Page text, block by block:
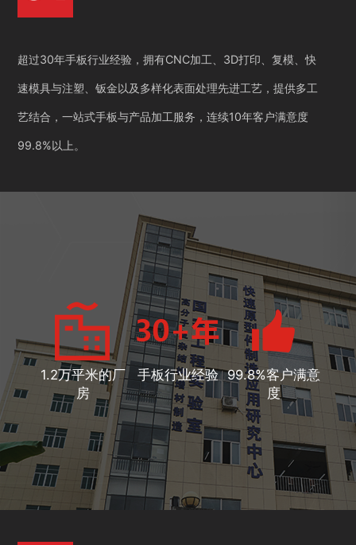
超过30年手板行业经验，拥有CNC加工、3D打印、复模、快
速模具与注塑、钣金以及多样化表面处理先进工艺，提供多工
艺结合，一站式手板与产品加工服务，连续10年客户满意度
99.8%以上。
1.2万平米的厂
房
手板行业经验 99.8%客户满意
度